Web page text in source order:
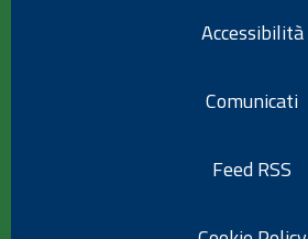
Accessibilità
Comunicati
Feed RSS